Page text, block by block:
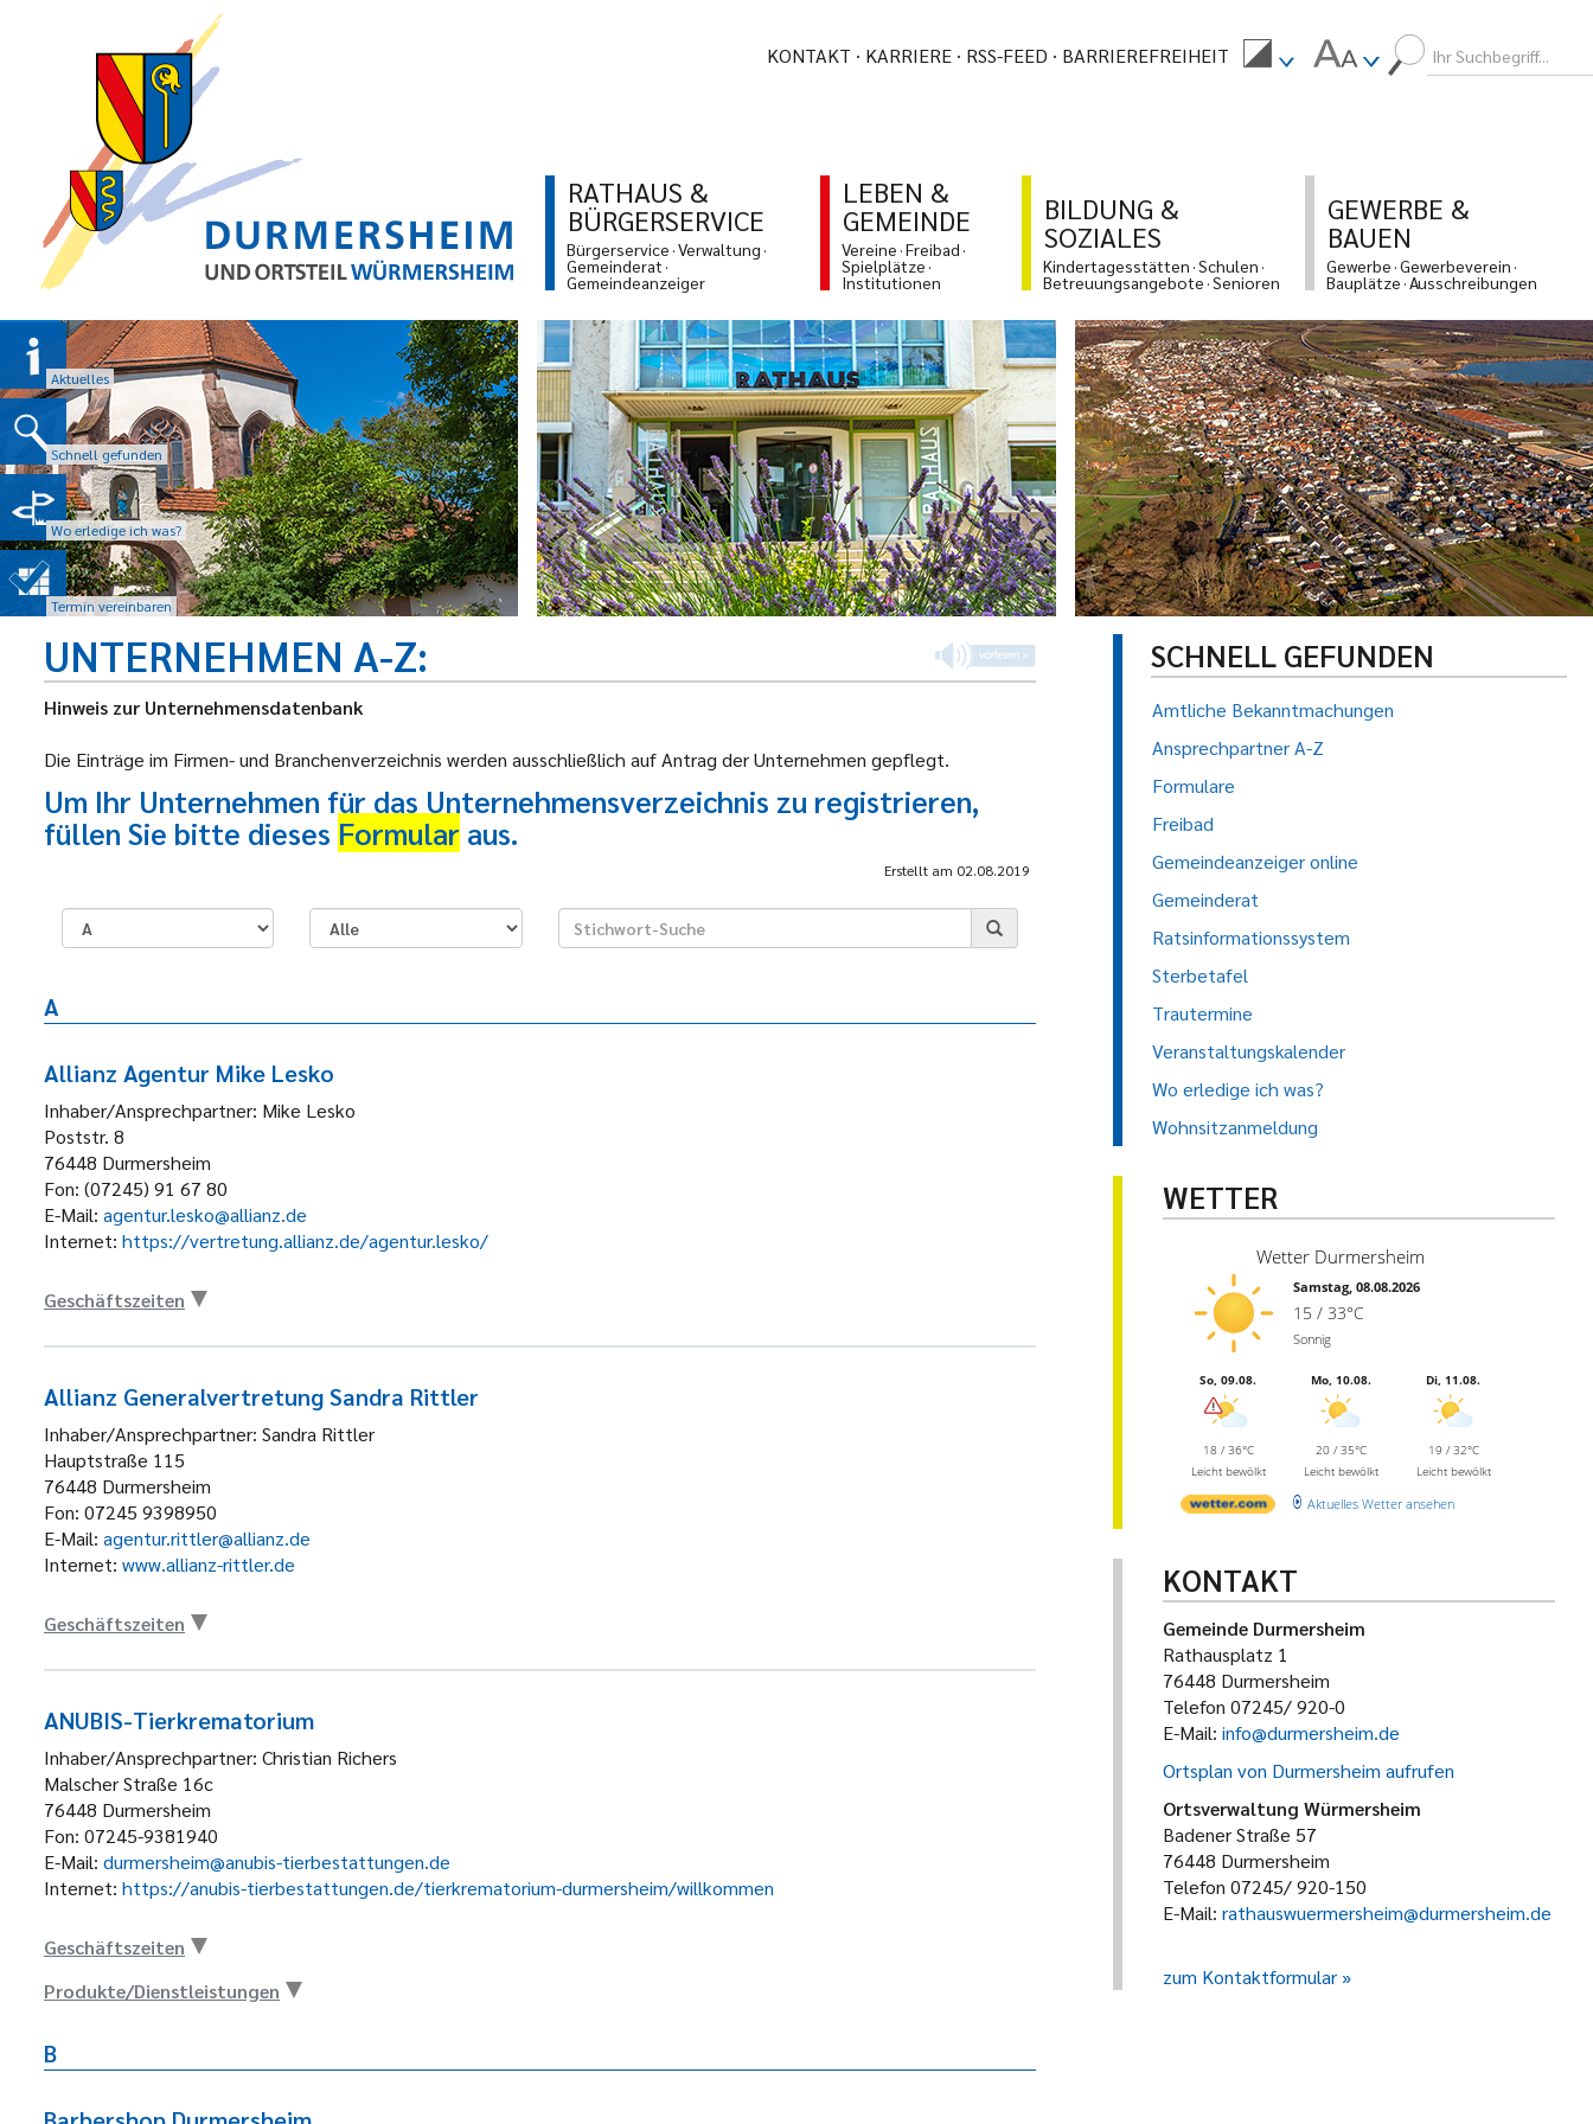
KONTAKT KARRIERE RSS-FEED BARRIEREFREIHEIT
RATHAUS &
BÜRGERSERVICE
Bürgerservice Verwaltung
Gemeinderat
Gemeindeanzeiger
LEBEN &
GEMEINDE
Vereine Freibad
Spielplätze
Institutionen
BILDUNG &
SOZIALES
Kindertagesstätten Schulen
Betreuungsangebote Senioren
GEWERBE &
BAUEN
Gewerbe Gewerbeverein
Bauplätze Ausschreibungen
Aktuelles
Schnell gefunden
Wo erledige ich was?
Termin vereinbaren
UNTERNEHMEN A-Z
Hinweis zur Unternehmensdatenbank
Die Einträge im Firmen- und Branchenverzeichnis werden ausschließlich auf Antrag der Unternehmen gepflegt.
Um Ihr Unternehmen für das Unternehmensverzeichnis zu registrieren,
füllen Sie bitte dieses Formular aus.
Erstellt am 02.08.2019
A
Allianz Agentur Mike Lesko
Inhaber/Ansprechpartner: Mike Lesko
Poststr. 8
76448 Durmersheim
Fon: (07245) 91 67 80
E-Mail: agentur.lesko@allianz.de
Internet: https://vertretung.allianz.de/agentur.lesko/
Geschäftszeiten
Allianz Generalvertretung Sandra Rittler
Inhaber/Ansprechpartner: Sandra Rittler
Hauptstraße 115
76448 Durmersheim
Fon: 07245 9398950
E-Mail: agentur.rittler@allianz.de
Internet: www.allianz-rittler.de
Geschäftszeiten
ANUBIS-Tierkrematorium
Inhaber/Ansprechpartner: Christian Richers
Malscher Straße 16c
76448 Durmersheim
Fon: 07245-9381940
E-Mail: durmersheim@anubis-tierbestattungen.de
Internet: https://anubis-tierbestattungen.de/tierkrematorium-durmersheim/willkommen
Geschäftszeiten
Produkte/Dienstleistungen
B
SCHNELL GEFUNDEN
Amtliche Bekanntmachungen
Ansprechpartner A-Z
Formulare
Freibad
Gemeindeanzeiger online
Gemeinderat
Ratsinformationssystem
Sterbetafel
Trautermine
Veranstaltungskalender
Wo erledige ich was?
Wohnsitzanmeldung
WETTER
Wetter Durmersheim
Samstag, 08.08.2026
15 / 33°C
Sonnig
So, 09.08.
18 / 36°C
Leicht bewölkt
Mo, 10.08.
20 / 35°C
Leicht bewölkt
Di, 11.08.
19 / 32°C
Leicht bewölkt
Aktuelles Wetter ansehen
KONTAKT
Gemeinde Durmersheim
Rathausplatz 1
76448 Durmersheim
Telefon 07245/ 920-0
E-Mail: info@durmersheim.de
Ortsplan von Durmersheim aufrufen
Ortsverwaltung Würmersheim
Badener Straße 57
76448 Durmersheim
Telefon 07245/ 920-150
E-Mail: rathauswuermersheim@durmersheim.de
zum Kontaktformular